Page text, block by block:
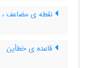
نقطه ی مضاعف ،
قاعده ی خطأین